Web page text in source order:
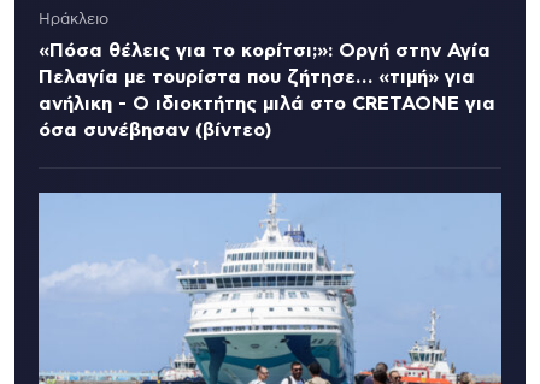
Ηράκλειο
«Πόσα θέλεις για το κορίτσι;»: Οργή στην Αγία
Πελαγία με τουρίστα που ζήτησε… «τιμή» για
ανήλικη - Ο ιδιοκτήτης μιλά στο CRETAONE για
όσα συνέβησαν (βίντεο)